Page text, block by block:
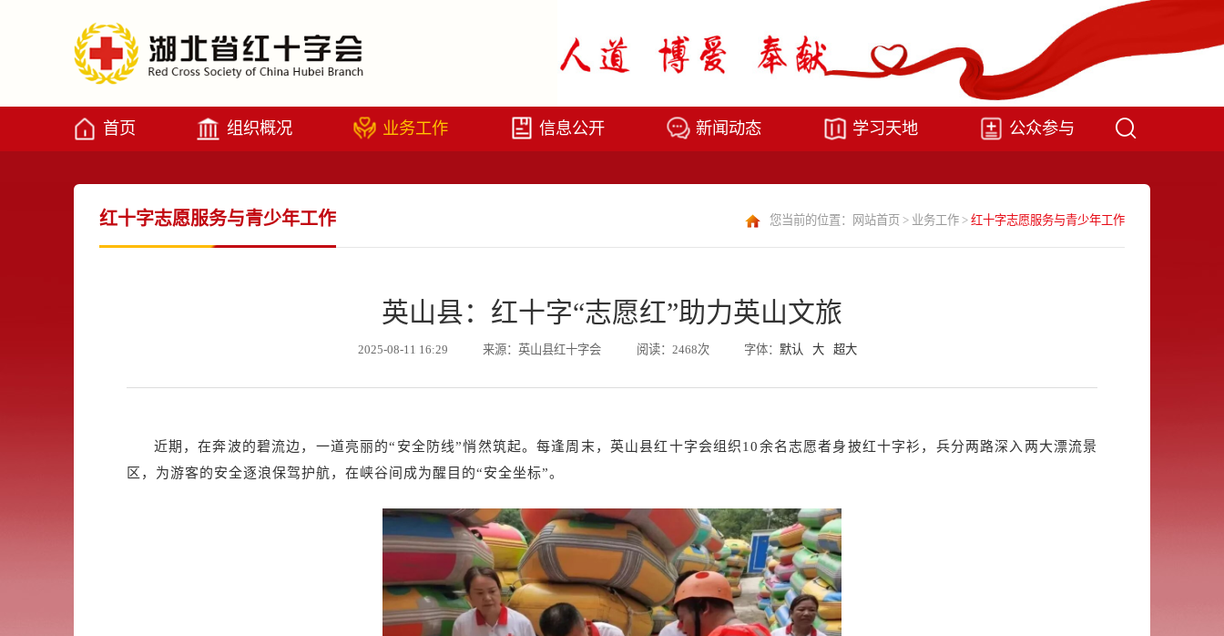
首页 组织概况 业务工作 信息公开 新闻动态 学习天地 公众参与
红十字志愿服务与青少年工作 您当前的位置： 网站首页 > 业务工作 >红十字志愿服务与青少年工作
英山县：红十字“志愿红”助力英山文旅
2025-08-11 16:29 来源：英山县红十字会 阅读：2468次 字体：默认 大 超大
近期，在奔波的碧流边，一道亮丽的“安全防线”悄然筑起。每逢周末，英山县红十字会组织10余名志愿者身披红十字衫，兵分两路深入两大漂流景
区，为游客的安全逐浪保驾护航，在峡谷间成为醒目的“安全坐标”。